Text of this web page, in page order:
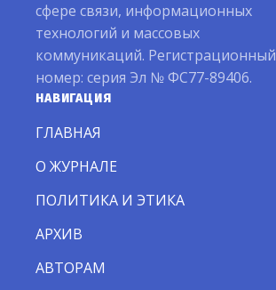
сфере связи, информационных
технологий и массовых
коммуникаций. Регистрационный
номер: серия Эл № ФС77-89406.
НАВИГАЦИЯ
ГЛАВНАЯ
О ЖУРНАЛЕ
ПОЛИТИКА И ЭТИКА
АРХИВ
АВТОРАМ